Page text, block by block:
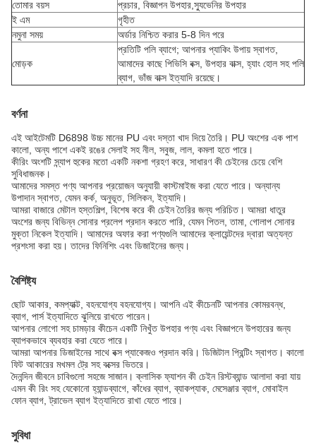
তোমার বয়স
প্রচার, বিজ্ঞাপন উপহার, স্যুভেনির উপহার
ই এম
গৃহীত
নমুনা সময়
অর্ডার নিশ্চিত করার 5-8 দিন পরে
মোড়ক
প্রতিটি পলি ব্যাগে; আপনার প্যাকিং উপায় স্বাগত,
আমাদের কাছে পিভিসি বক্স, উপহার বাক্স, হ্যাং হোল সহ পলি
ব্যাগ, ভাঁজ বাক্স ইত্যাদি রয়েছে।
বর্ণনা
এই আইটেমটি D6898 উচ্চ মানের PU এবং দস্তা খাদ দিয়ে তৈরি। PU অংশের এক পাশ
কালো, অন্য পাশে একই রঙের সেলাই সহ নীল, সবুজ, লাল, কমলা হতে পারে।
কীরিং অংশটি স্ন্যাপ হুকের মতো একটি নকশা গ্রহণ করে, সাধারণ কী চেইনের চেয়ে বেশি
সুবিধাজনক।
আমাদের সমস্ত পণ্য আপনার প্রয়োজন অনুযায়ী কাস্টমাইজ করা যেতে পারে। অন্যান্য
উপাদান স্বাগত, যেমন কর্ক, অনুভূত, সিলিকন, ইত্যাদি।
আমরা বাজারে মেটাল হস্তশিল্প, বিশেষ করে কী চেইন তৈরির জন্য পরিচিত। আমরা ধাতুর
অংশের জন্য বিভিন্ন সোনার প্রলেপ প্রদান করতে পারি, যেমন পিতল, তামা, গোলাপ সোনার
মুক্তা নিকেল ইত্যাদি। আমাদের অফার করা পণ্যগুলি আমাদের ক্লায়েন্টদের দ্বারা অত্যন্ত
প্রশংসা করা হয়। তাদের ফিনিশিং এবং ডিজাইনের জন্য।
বৈশিষ্ট্য
ছোট আকার, কমপ্যাক্ট, বহনযোগ্য বহনযোগ্য। আপনি এই কীচেনটি আপনার কোমরবন্ধ,
ব্যাগ, পার্স ইত্যাদিতে ঝুলিয়ে রাখতে পারেন।
আপনার লোগো সহ চামড়ার কীচেন একটি নিখুঁত উপহার পণ্য এবং বিজ্ঞাপনে উপহারের জন্য
ব্যাপকভাবে ব্যবহার করা যেতে পারে।
আমরা আপনার ডিজাইনের সাথে বক্স প্যাকেজও প্রদান করি। ডিজিটাল প্রিন্টিং স্বাগত। কালো
ফিট আকারের মখমল ট্রে সহ বক্সের ভিতরে।
দৈনন্দিন জীবনে চাবিগুলো সহজে সাজান। ক্লাসিক ফ্যাশন কী চেইন রিস্টব্যান্ড আলাদা করা যায়
এমন কী রিং সহ যেকোনো হ্যান্ডব্যাগে, কাঁধের ব্যাগ, ব্যাকপ্যাক, মেসেঞ্জার ব্যাগ, মোবাইল
ফোন ব্যাগ, ট্রাভেল ব্যাগ ইত্যাদিতে রাখা যেতে পারে।
সুবিধা